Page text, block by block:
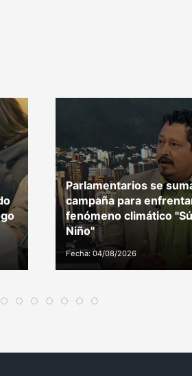
Parlamentarios se
campaña para
fenómeno climático
Niño"
Fecha: 04/08/2026